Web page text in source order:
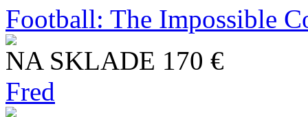
Football: The Impossible
NA SKLADE 170 €
Fred